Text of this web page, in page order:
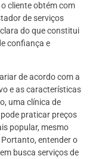
cliente obtém com
de serviços
do que constitui
confiança e
de acordo com a
e as características
uma clínica de
praticar preços
popular, mesmo
entender o
busca serviços de